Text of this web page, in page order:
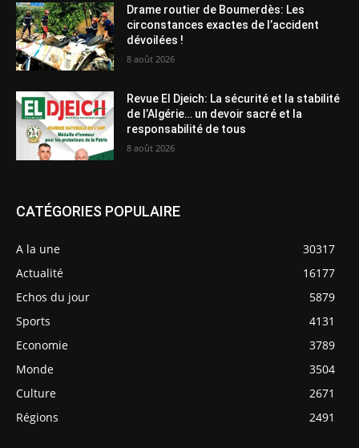
Drame routier de Boumerdès: Les
circonstances exactes de l’accident
dévoilées !
8 août 2026
Revue El Djeich: La sécurité et la stabilité
de l’Algérie… un devoir sacré et la
responsabilité de tous
8 août 2026
CATÉGORIES POPULAIRE
A la une
30317
Actualité
16177
Echos du jour
5879
Sports
4131
Economie
3789
Monde
3504
Culture
2671
Régions
2491